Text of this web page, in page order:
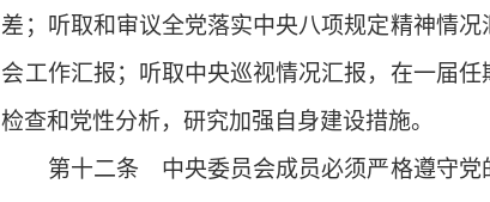
差；听取和审议全党落实中央八项规定精神情
会工作汇报；听取中央巡视情况汇报，在一届
检查和党性分析，研究加强自身建设措施。
第十二条 中央委员会成员必须严格遵守党的